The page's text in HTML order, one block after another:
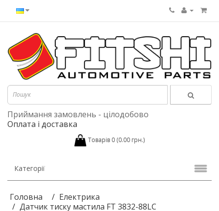
Приймання замовлень - цілодобово
Оплата і доставка
Товарів 0 (0.00 грн.)
Категорії
Головна
Електрика
Датчик тиску мастила FT 3832-88LC